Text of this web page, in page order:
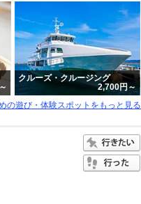
クルーズ・クルージング
2,700円～
の遊び・体験スポットをもっと見る